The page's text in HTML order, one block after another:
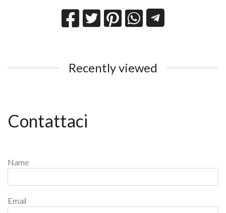
Recently viewed
Contattaci
Name
Email